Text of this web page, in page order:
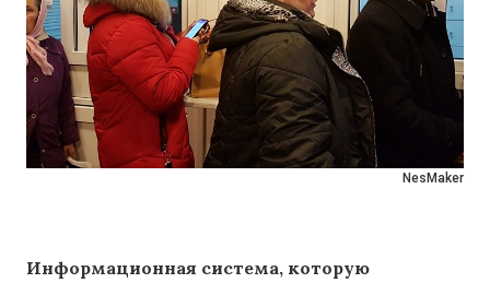
NesMaker
Информационная система, которую